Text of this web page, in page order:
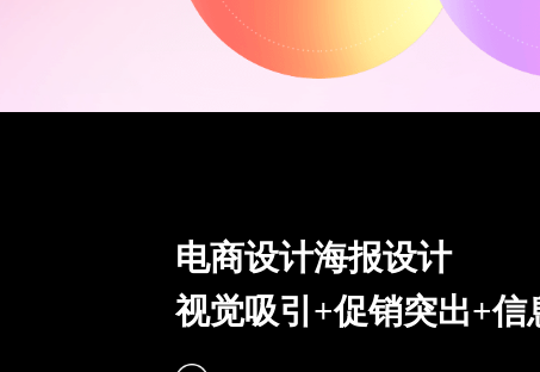
电商设计海报设计
视觉吸引+促销突出+信